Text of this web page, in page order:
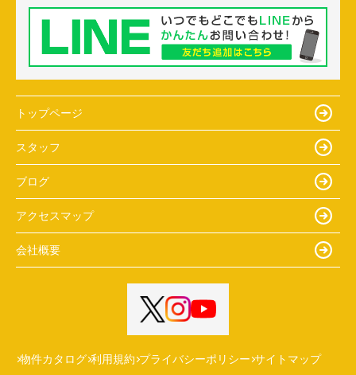
トップページ
スタッフ
ブログ
アクセスマップ
会社概要
物件カタログ 利用規約 プライバシーポリシー サイトマップ